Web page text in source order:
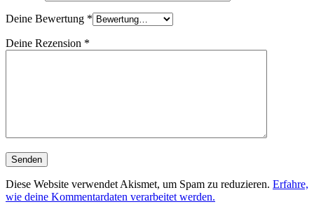
Deine Bewertung *
Deine Rezension *
Diese Website verwendet Akismet, um Spam zu reduzieren. Erfahre,
wie deine Kommentardaten verarbeitet werden.